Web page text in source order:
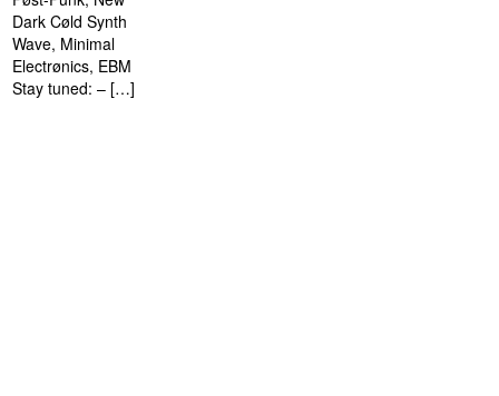
Dark Cøld Synth
Wave, Minimal
Electrønics, EBM
Stay tuned: – […]